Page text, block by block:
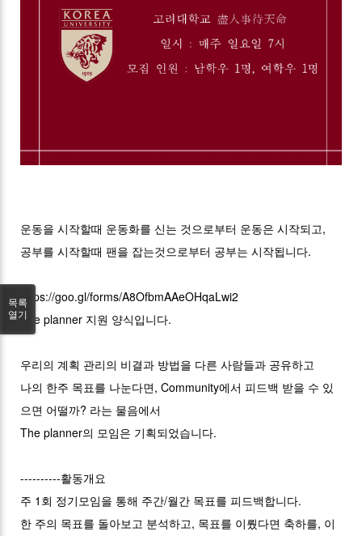
운동을 시작할때 운동화를 신는 것으로부터 운동은 시작되고,
공부를 시작할때 팬을 잡는것으로부터 공부는 시작됩니다.
https://goo.gl/forms/A8OfbmAAeOHqaLwi2
The planner 지원 양식입니다.
우리의 계획 관리의 비결과 방법을 다른 사람들과 공유하고
나의 한주 목표를 나눈다면, Community에서 피드백 받을 수 있
으면 어떨까? 라는 물음에서
The planner의 모임은 기획되었습니다.
----------활동개요
주 1회 정기모임을 통해 주간/월간 목표를 피드백합니다.
한 주의 목표를 돌아보고 분석하고, 목표를 이뤘다면 축하를, 이
목록
열기